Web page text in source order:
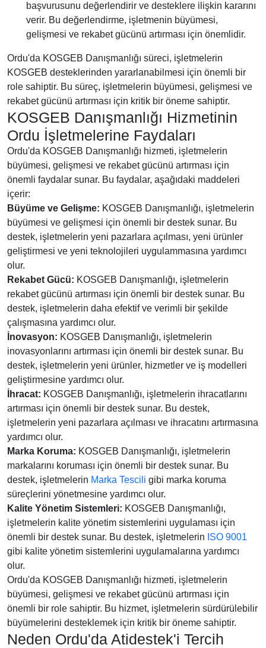
başvurusunu değerlendirir ve desteklere ilişkin kararını
verir. Bu değerlendirme, işletmenin büyümesi,
gelişmesi ve rekabet gücünü artırması için önemlidir.
Ordu'da KOSGEB Danışmanlığı süreci, işletmelerin
KOSGEB desteklerinden yararlanabilmesi için önemli bir
role sahiptir. Bu süreç, işletmelerin büyümesi, gelişmesi ve
rekabet gücünü artırması için kritik bir öneme sahiptir.
KOSGEB Danışmanlığı Hizmetinin
Ordu İşletmelerine Faydaları
Ordu'da KOSGEB Danışmanlığı hizmeti, işletmelerin
büyümesi, gelişmesi ve rekabet gücünü artırması için
önemli faydalar sunar. Bu faydalar, aşağıdaki maddeleri
içerir:
Büyüme ve Gelişme: KOSGEB Danışmanlığı, işletmelerin
büyümesi ve gelişmesi için önemli bir destek sunar. Bu
destek, işletmelerin yeni pazarlara açılması, yeni ürünler
geliştirmesi ve yeni teknolojileri uygulammasına yardımcı
olur.
Rekabet Gücü: KOSGEB Danışmanlığı, işletmelerin
rekabet gücünü artırması için önemli bir destek sunar. Bu
destek, işletmelerin daha efektif ve verimli bir şekilde
çalışmasına yardımcı olur.
İnovasyon: KOSGEB Danışmanlığı, işletmelerin
inovasyonlarını artırması için önemli bir destek sunar. Bu
destek, işletmelerin yeni ürünler, hizmetler ve iş modelleri
geliştirmesine yardımcı olur.
İhracat: KOSGEB Danışmanlığı, işletmelerin ihracatlarını
artırması için önemli bir destek sunar. Bu destek,
işletmelerin yeni pazarlara açılması ve ihracatını artırmasına
yardımcı olur.
Marka Koruma: KOSGEB Danışmanlığı, işletmelerin
markalarını koruması için önemli bir destek sunar. Bu
destek, işletmelerin Marka Tescili gibi marka koruma
süreçlerini yönetmesine yardımcı olur.
Kalite Yönetim Sistemleri: KOSGEB Danışmanlığı,
işletmelerin kalite yönetim sistemlerini uygulaması için
önemli bir destek sunar. Bu destek, işletmelerin ISO 9001
gibi kalite yönetim sistemlerini uygulamalarına yardımcı
olur.
Ordu'da KOSGEB Danışmanlığı hizmeti, işletmelerin
büyümesi, gelişmesi ve rekabet gücünü artırması için
önemli bir role sahiptir. Bu hizmet, işletmelerin sürdürülebilir
büyümelerini desteklemek için kritik bir öneme sahiptir.
Neden Ordu'da Atidestek'i Tercih